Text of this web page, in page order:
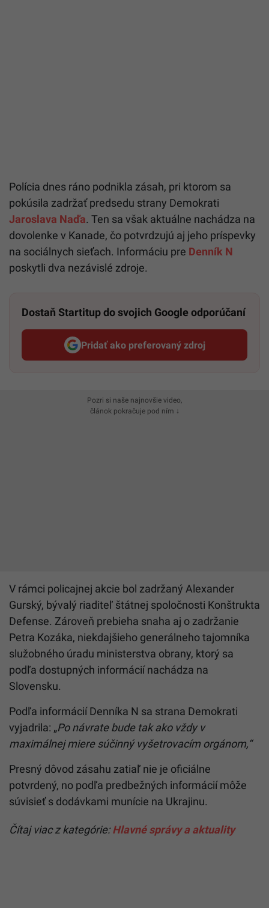
Polícia dnes ráno podnikla zásah, pri ktorom sa
pokúsila zadržať predsedu strany Demokrati
Jaroslava Naďa. Ten sa však aktuálne nachádza na
dovolenke v Kanade, čo potvrdzujú aj jeho príspevky
na sociálnych sieťach. Informáciu pre Denník N
poskytli dva nezávislé zdroje.
Dostaň Startitup do svojich Google odporúčaní
Pridať ako preferovaný zdroj
Startitup, odkaz sa otvorí v
Pozri si naše najnovšie video,
článok pokračuje pod ním ↓
V rámci policajnej akcie bol zadržaný Alexander
Gurský, bývalý riaditeľ štátnej spoločnosti Konštrukta
Defense. Zároveň prebieha snaha aj o zadržanie
Petra Kozáka, niekdajšieho generálneho tajomníka
služobného úradu ministerstva obrany, ktorý sa
podľa dostupných informácií nachádza na
Slovensku.
Podľa informácií Denníka N sa strana Demokrati
vyjadrila: „Po návrate bude tak ako vždy v
maximálnej miere súčinný vyšetrovacím orgánom,“
Presný dôvod zásahu zatiaľ nie je oficiálne
potvrdený, no podľa predbežných informácií môže
súvisieť s dodávkami munície na Ukrajinu.
Čítaj viac z kategórie:Hlavné správy a aktuality